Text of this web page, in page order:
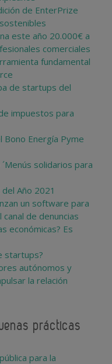
de EnterPrize
este año 20.000€ a
comerciales
fundamental
de startups del
impuestos para
Bono Energía Pyme
solidarios para
Año 2021
un software para
de denuncias
económicas? Es
startups?
autónomos y
la relación
prácticas
para la